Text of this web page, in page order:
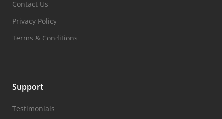
Contact Us
Privacy Policy
Terms & Conditions
Support
Testimonials